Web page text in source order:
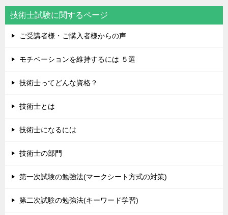
ン
技術士試験に関するページ
ご受講者様・ご購入者様からの声
モチベーションを維持するには ５選
技術士ってどんな資格？
技術士とは
技術士になるには
技術士の部門
第一次試験の勉強法(マークシート方式の対策)
第二次試験の勉強法(キーワード学習)